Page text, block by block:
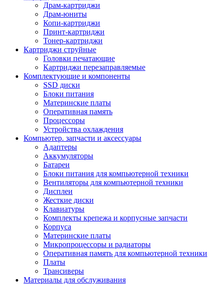
Драм-картриджи
Драм-юниты
Копи-картриджи
Принт-картриджи
Тонер-картриджи
Картриджи струйные
Головки печатающие
Картриджи перезаправляемые
Комплектующие и компоненты
SSD диски
Блоки питания
Материнские платы
Оперативная память
Процессоры
Устройства охлаждения
Компьютер. запчасти и аксессуары
Адаптеры
Аккумуляторы
Батареи
Блоки питания для компьютерной техники
Вентиляторы для компьютерной техники
Дисплеи
Жесткие диски
Клавиатуры
Комплекты крепежа и корпусные запчасти
Корпуса
Материнские платы
Микропроцессоры и радиаторы
Оперативная память для компьютерной техники
Платы
Трансиверы
Материалы для обслуживания